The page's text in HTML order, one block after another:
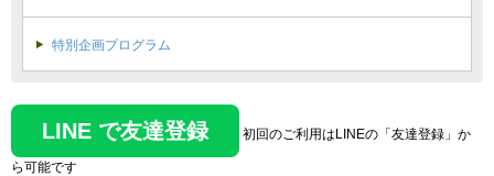
特別企画プログラム
LINE で友達登録 初回のご利用はLINEの「友達登録」か
ら可能です